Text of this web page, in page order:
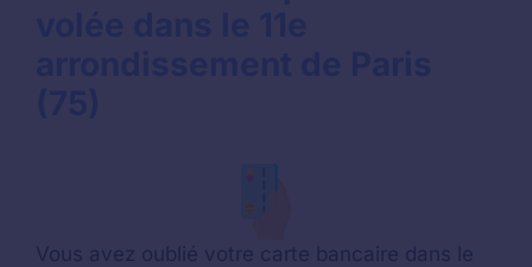
Vous avez oublié votre carte bancaire dans le